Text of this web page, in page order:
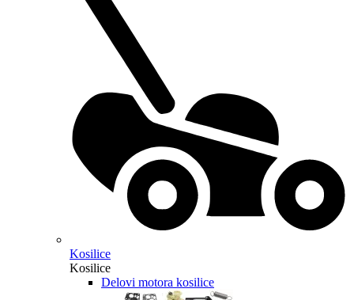
Kosilice
Kosilice
Delovi motora kosilice